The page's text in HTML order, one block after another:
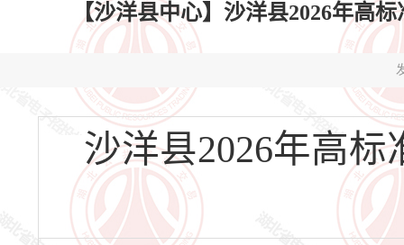
【沙洋县中心】沙洋县2026年高
沙洋县2026年高